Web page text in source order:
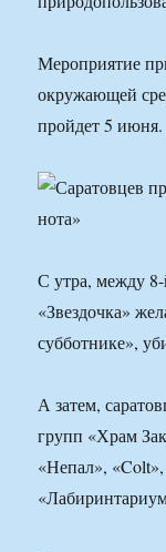
Мероприятие
окружающей
пройдет 5 июня.
С утра, между
«Звездочка»
субботнике»,
А затем,
групп «Храм
«Непал»,